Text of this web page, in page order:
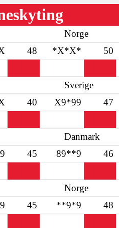
Norge
48 *X*X* 50
Sverige
40 X9*99 47
Danmark
45 89**9 46
Norge
45 **9*9 48